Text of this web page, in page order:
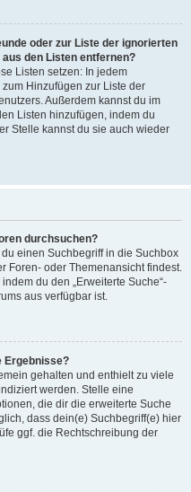
oder zur Liste der ignorierten
den Listen entfernen?
Listen setzen: In jedem
Hinzufügen zur Liste der
Außerdem kannst du im
Listen hinzufügen, indem du
Stelle kannst du sie auch wieder
durchsuchen?
einen Suchbegriff in die Suchbox
Foren- oder Themenansicht findest.
du den „Erweiterte Suche“-
aus verfügbar ist.
Ergebnisse?
gehalten und enthielt zu viele
werden. Stelle eine
die dir die erweiterte Suche
dass dein(e) Suchbegriff(e) hier
ggf. die Rechtschreibung der